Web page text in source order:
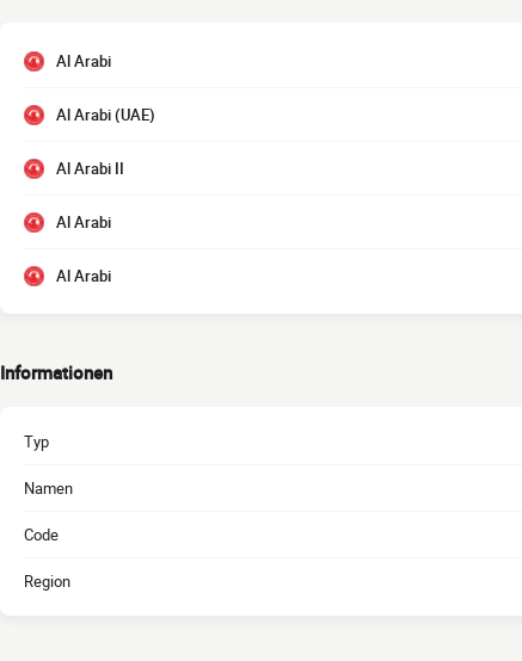
Al Arabi
Al Arabi (UAE)
Al Arabi II
Al Arabi
Al Arabi
Informationen
Typ
Namen
Code
Region